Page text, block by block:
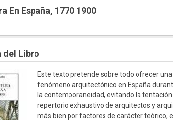
En España, 1770 1900
del Libro
Este texto pretende sobre todo ofrecer una
fenómeno arquitectónico en España
la contemporaneidad, evitando la
repertorio exhaustivo de arquitectos y
más bien por factores de carácter teórico,